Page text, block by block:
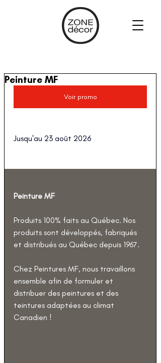
Peinture MF
Voir promo
Jusqu'au 23 août 2026
Peinture MF
Produits 100% faits au Québec. Nos
produits sont développés, fabriqués
et distribués au Québec depuis 1967.
Chez Peintures MF, nous travaillons
ensemble afin de formuler et
distribuer des peintures et des
teintures adaptées au climat
Canadien !